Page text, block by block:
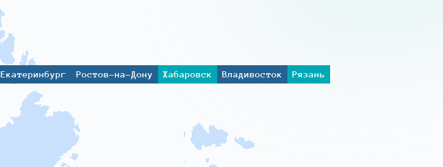
Екатеринбург Ростов-на-Дону Хабаровск Владивосток
Рязань